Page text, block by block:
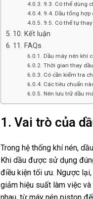
9.3. Có thể dùng
9.4. Dầu tổng
9.5. Có thể tự
10. Kết luận
11. FAQs
Dầu máy nén khí
Thời gian thay
Có cần kiểm tra
Các tiêu chuẩn
Nên lưu trữ dầu
1. Vai trò của
Trong hệ thống khí nén,
Khi dầu được sử dụng
điều kiện tối ưu. Ngược
giảm hiệu suất làm việc
nhau, từ máy nén piston